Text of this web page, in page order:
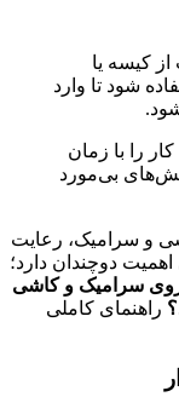
کیسه یا
شود تا وارد
را با زمان
بی‌مورد
و سرامیک، رعایت
دوچندان دارد؛
روی سرامیک و کاشی
راهنمای کاملی